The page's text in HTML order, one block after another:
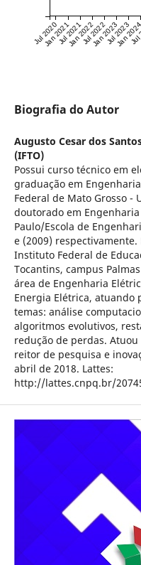
Jul 2020
Jan 2021Jul 2021
Jan 2022Jul 2022
Jan 2023Jul 2023
Jan
Biografia do Autor
Augusto Cesar dos
(IFTO)
Possui curso técnico em
graduação em
Federal de Mato Grosso -
doutorado em
Paulo/Escola de
e (2009)
Instituto Federal de
Tocantins, campus
área de Engenharia
Energia Elétrica,
temas: análise
algoritmos evolutivos,
redução de perdas.
reitor de pesquisa e
abril de 2018. Lattes:
http://lattes.cnpq.br/